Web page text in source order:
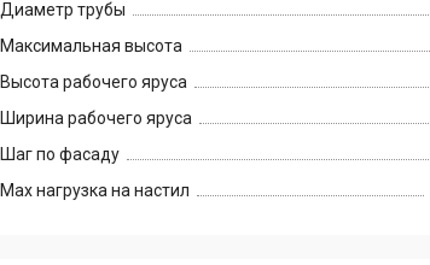
Диаметр трубы
Максимальная высота
Высота рабочего яруса
Ширина рабочего яруса
Шаг по фасаду
Max нагрузка на настил